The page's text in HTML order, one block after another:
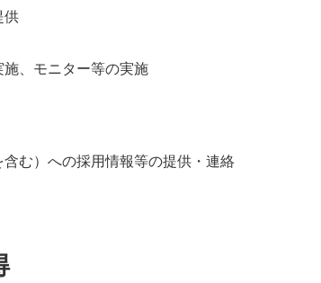
供
、モニター等の実施
む）への採用情報等の提供・連絡